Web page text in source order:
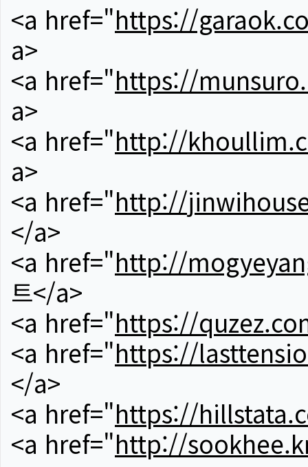
<a href="https://
a>
<a href="https://
a>
<a href="http://
a>
<a href="http://
</a>
<a href="http://
트</a>
<a href="https://
<a href="https://
</a>
<a href="https://
<a href="http://